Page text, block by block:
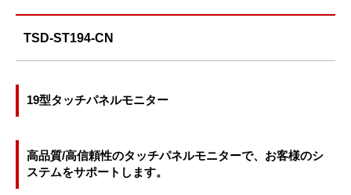
TSD-ST194-CN
19型タッチパネルモニター
高品質/高信頼性のタッチパネルモニターで、お客様のシ
ステムをサポートします。